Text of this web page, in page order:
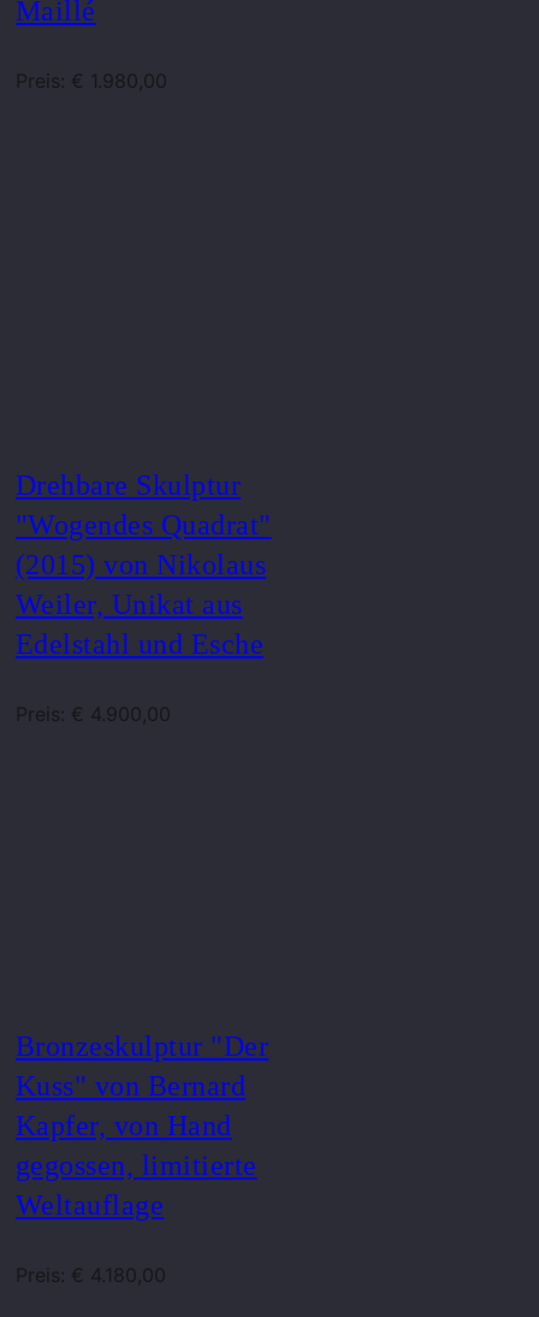
Maillé
Preis: € 1.980,00
Drehbare Skulptur
"Wogendes Quadrat"
(2015) von Nikolaus
Weiler, Unikat aus
Edelstahl und Esche
Preis: € 4.900,00
Bronzeskulptur "Der
Kuss" von Bernard
Kapfer, von Hand
gegossen, limitierte
Weltauflage
Preis: € 4.180,00